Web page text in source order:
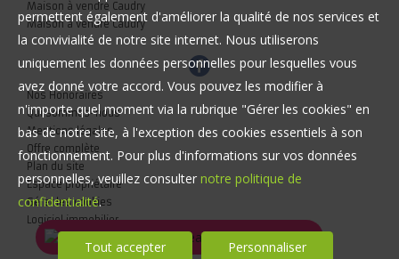
Maison à vendre Caudry
Maison à vendre Caudry
Nos Honoraires
Qui sommes-nous
Mentions légales
Offre complète
Plan du site
Espace propriétaire
Gérer les cookies
Logiciel immobilier
permettent également d'améliorer la qualité de nos services et
la convivialité de notre site internet. Nous utiliserons
uniquement les données personnelles pour lesquelles vous
avez donné votre accord. Vous pouvez les modifier à
n'importe quel moment via la rubrique "Gérer les cookies" en
bas de notre site, à l'exception des cookies essentiels à son
fonctionnement. Pour plus d'informations sur vos données
personnelles, veuillez consulter notre politique de
confidentialité.
Tout accepter Personnaliser